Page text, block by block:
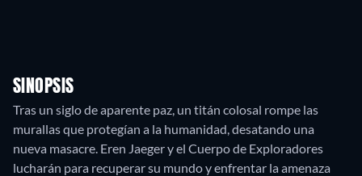
SINOPSIS
Tras un siglo de aparente paz, un titán colosal rompe las
murallas que protegían a la humanidad, desatando una
nueva masacre. Eren Jaeger y el Cuerpo de Exploradores
lucharán para recuperar su mundo y enfrentar la amenaza